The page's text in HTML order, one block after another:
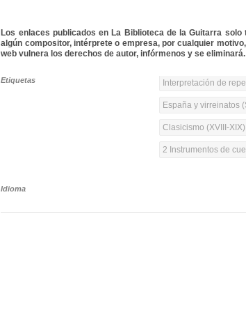
Los enlaces publicados en La Biblioteca de la Guitarra
algún compositor, intérprete o empresa, por cualquier
web vulnera los derechos de autor, infórmenos y se eliminará.
Etiquetas Interpretación de
España y virreinatos
Clasicismo (XVIII-XIX)
2 Instrumentos de
Idioma